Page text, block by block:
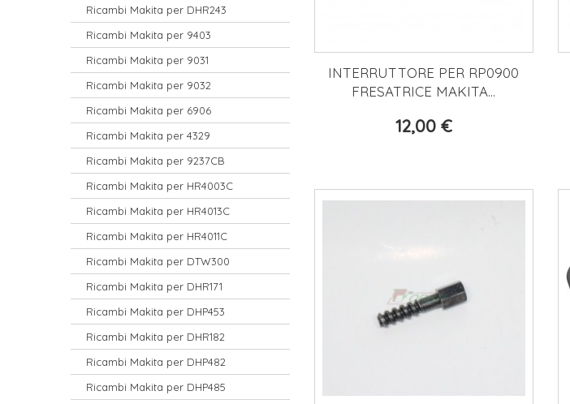
Ricambi Makita per DHR243
Ricambi Makita per 9403
Ricambi Makita per 9031
Ricambi Makita per 9032
Ricambi Makita per 6906
Ricambi Makita per 4329
Ricambi Makita per 9237CB
Ricambi Makita per HR4003C
Ricambi Makita per HR4013C
Ricambi Makita per HR4011C
Ricambi Makita per DTW300
Ricambi Makita per DHR171
Ricambi Makita per DHP453
Ricambi Makita per DHR182
Ricambi Makita per DHP482
Ricambi Makita per DHP485
INTERRUTTORE PER RP0900
FRESATRICE MAKITA...
12,00 €